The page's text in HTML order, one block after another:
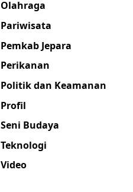
Olahraga
Pariwisata
Pemkab Jepara
Perikanan
Politik dan Keamanan
Profil
Seni Budaya
Teknologi
Video